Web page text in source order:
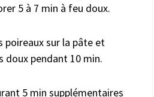
5 à 7 min à feu doux.
poireaux sur la pâte et
doux pendant 10 min.
5 min supplémentaires